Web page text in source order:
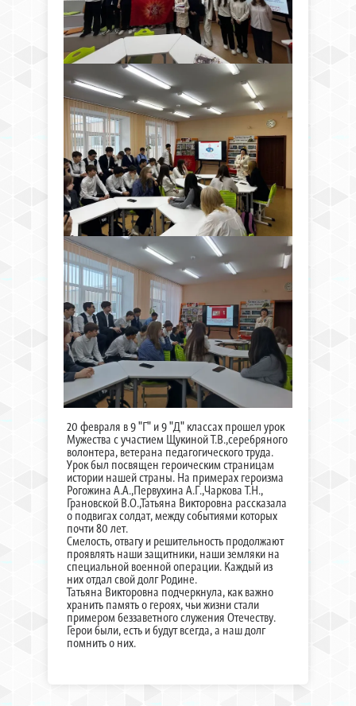
20 февраля в 9 "Г" и 9 "Д" классах прошел урок
Мужества с участием Щукиной Т.В.,серебряного
волонтера, ветерана педагогического труда.
Урок был посвящен героическим страницам
истории нашей страны. На примерах героизма
Рогожина А.А.,Первухина А.Г.,Чаркова Т.Н.,
Грановской В.О.,Татьяна Викторовна рассказала
о подвигах солдат, между событиями которых
почти 80 лет.
Смелость, отвагу и решительность продолжают
проявлять наши защитники, наши земляки на
специальной военной операции. Каждый из
них отдал свой долг Родине.
Татьяна Викторовна подчеркнула, как важно
хранить память о героях, чьи жизни стали
примером беззаветного служения Отечеству.
Герои были, есть и будут всегда, а наш долг
помнить о них.